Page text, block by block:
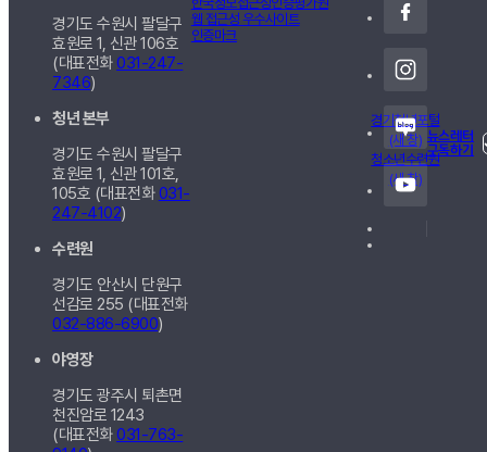
경기도 수원시 팔달구
효원로 1, 신관106호
(대표전화031-247-
7346)
청년 본부
경기도 수원시 팔달구
효원로 1, 신관101호,
105호 (대표전화031-
247-4102)
수련원
경기도 안산시 단원구
선감로 255 (대표전화
032-886-6900)
야영장
경기도 광주시 퇴촌면
천진암로 1243
(대표전화031-763-
경기청년포털
(새 창)
청소년수련원
(새 창)
뉴스레터
구독하기